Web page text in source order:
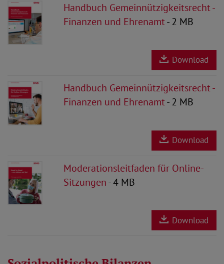
Handbuch Gemeinnützigkeitsrecht -
Finanzen und Ehrenamt- 2 MB
Download
Handbuch Gemeinnützigkeitsrecht -
Finanzen und Ehrenamt- 2 MB
Download
Moderationsleitfaden für Online-
Sitzungen- 4 MB
Download